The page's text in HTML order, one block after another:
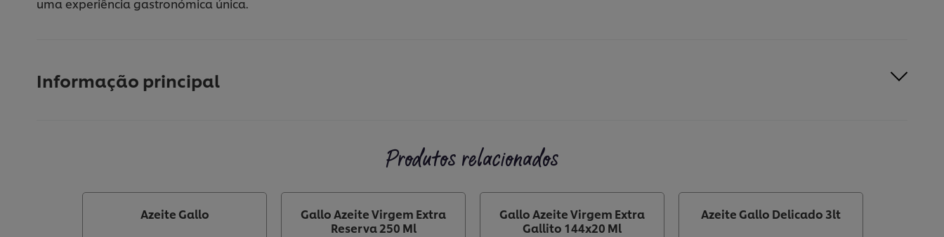
uma experiência gastronómica única.
Informação principal
Produtos relacionados
Azeite Gallo
Gallo Azeite Virgem Extra
Reserva 250 Ml
Gallo Azeite Virgem Extra
Gallito 144x20 Ml
Azeite Gallo Delicado 3lt